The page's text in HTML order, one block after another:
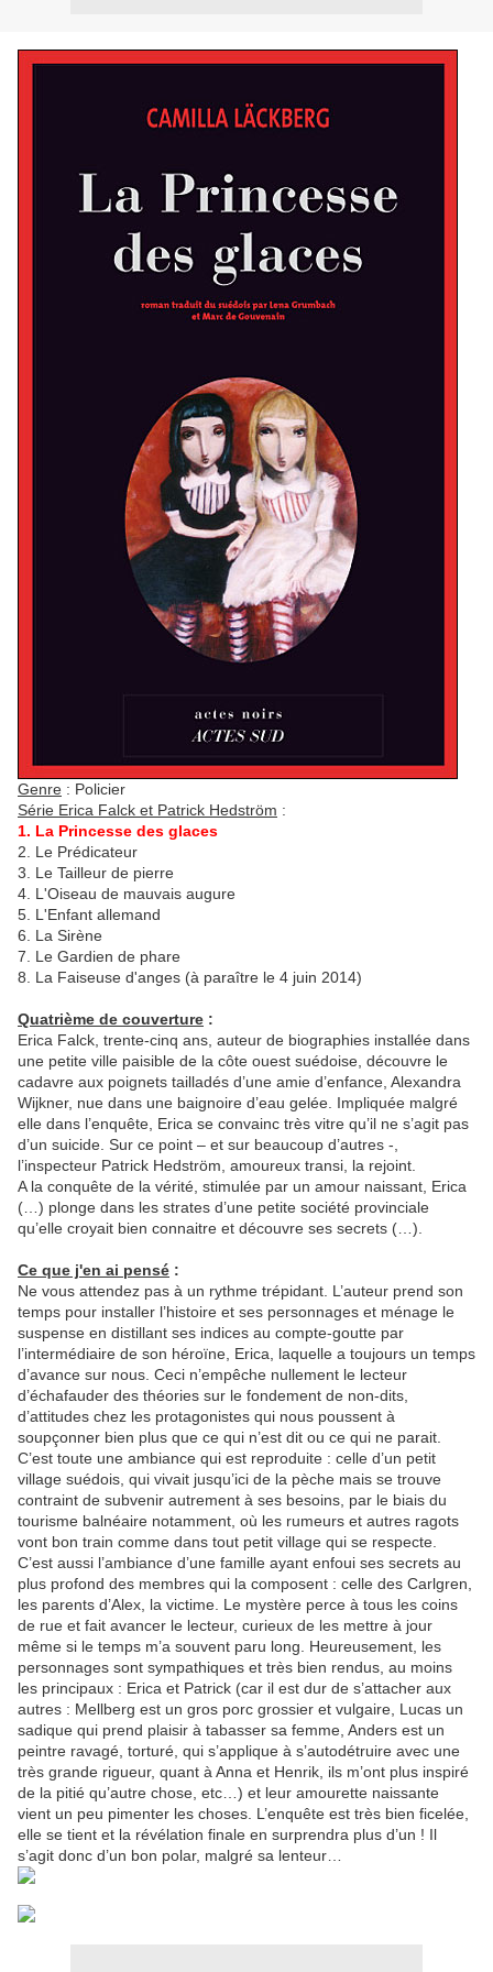
Genre : Policier
Série Erica Falck et Patrick Hedström :
1. La Princesse des glaces
2. Le Prédicateur
3. Le Tailleur de pierre
4. L'Oiseau de mauvais augure
5. L'Enfant allemand
6. La Sirène
7. Le Gardien de phare
8. La Faiseuse d'anges (à paraître le 4 juin 2014)
Quatrième de couverture :
Erica Falck, trente-cinq ans, auteur de biographies installée dans
une petite ville paisible de la côte ouest suédoise, découvre le
cadavre aux poignets tailladés d’une amie d’enfance, Alexandra
Wijkner, nue dans une baignoire d’eau gelée. Impliquée malgré
elle dans l’enquête, Erica se convainc très vitre qu’il ne s’agit pas
d’un suicide. Sur ce point – et sur beaucoup d’autres -,
l’inspecteur Patrick Hedström, amoureux transi, la rejoint.
A la conquête de la vérité, stimulée par un amour naissant, Erica
(…) plonge dans les strates d’une petite société provinciale
qu’elle croyait bien connaitre et découvre ses secrets (…).
Ce que j'en ai pensé :
Ne vous attendez pas à un rythme trépidant. L’auteur prend son
temps pour installer l’histoire et ses personnages et ménage le
suspense en distillant ses indices au compte-goutte par
l’intermédiaire de son héroïne, Erica, laquelle a toujours un temps
d’avance sur nous. Ceci n’empêche nullement le lecteur
d’échafauder des théories sur le fondement de non-dits,
d’attitudes chez les protagonistes qui nous poussent à
soupçonner bien plus que ce qui n’est dit ou ce qui ne parait.
C’est toute une ambiance qui est reproduite : celle d’un petit
village suédois, qui vivait jusqu’ici de la pèche mais se trouve
contraint de subvenir autrement à ses besoins, par le biais du
tourisme balnéaire notamment, où les rumeurs et autres ragots
vont bon train comme dans tout petit village qui se respecte.
C’est aussi l’ambiance d’une famille ayant enfoui ses secrets au
plus profond des membres qui la composent : celle des Carlgren,
les parents d’Alex, la victime. Le mystère perce à tous les coins
de rue et fait avancer le lecteur, curieux de les mettre à jour
même si le temps m’a souvent paru long. Heureusement, les
personnages sont sympathiques et très bien rendus, au moins
les principaux : Erica et Patrick (car il est dur de s’attacher aux
autres : Mellberg est un gros porc grossier et vulgaire, Lucas un
sadique qui prend plaisir à tabasser sa femme, Anders est un
peintre ravagé, torturé, qui s’applique à s’autodétruire avec une
très grande rigueur, quant à Anna et Henrik, ils m’ont plus inspiré
de la pitié qu’autre chose, etc…) et leur amourette naissante
vient un peu pimenter les choses. L’enquête est très bien ficelée,
elle se tient et la révélation finale en surprendra plus d’un ! Il
s’agit donc d’un bon polar, malgré sa lenteur…